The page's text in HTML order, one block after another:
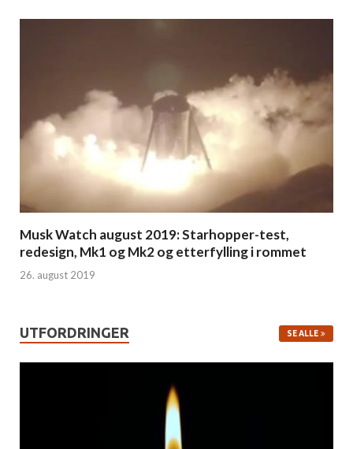
Musk Watch august 2019: Starhopper-test,
redesign, Mk1 og Mk2 og etterfylling i rommet
26. august 2019
UTFORDRINGER SE ALLE